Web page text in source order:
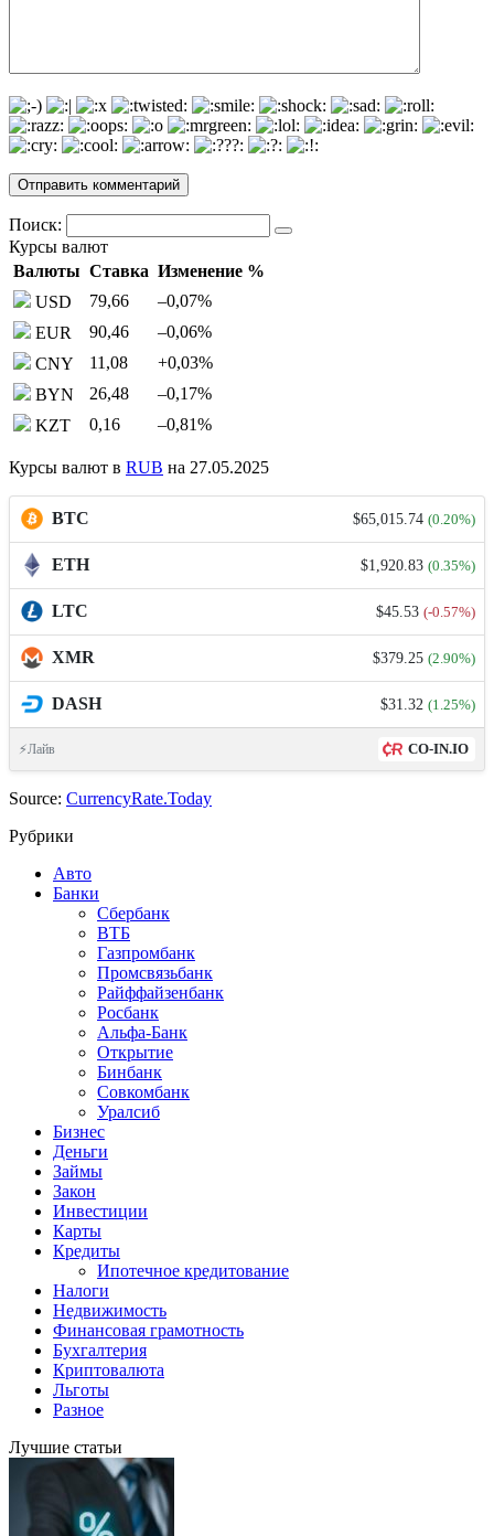
Поиск:
Курсы валют
Валюты Ставка Изменение %
USD
79,66 –0,07%
EUR
90,46 –0,06%
CNY
11,08 +0,03%
BYN
26,48 –0,17%
KZT
0,16 –0,81%
Курсы валют в RUB на 27.05.2025
BTC $65,015.74 (0.20%)
ETH $1,920.83 (0.35%)
LTC $45.53 (-0.57%)
XMR $379.25 (2.90%)
DASH $31.32 (1.25%)
⚡Лайв CO-IN.IO
Source: CurrencyRate.Today
Рубрики
Авто
Банки
Сбербанк
ВТБ
Газпромбанк
Промсвязьбанк
Райффайзенбанк
Росбанк
Альфа-Банк
Открытие
Бинбанк
Совкомбанк
Уралсиб
Бизнес
Деньги
Займы
Закон
Инвестиции
Карты
Кредиты
Ипотечное кредитование
Налоги
Недвижимость
Финансовая грамотность
Бухгалтерия
Криптовалюта
Льготы
Разное
Лучшие статьи